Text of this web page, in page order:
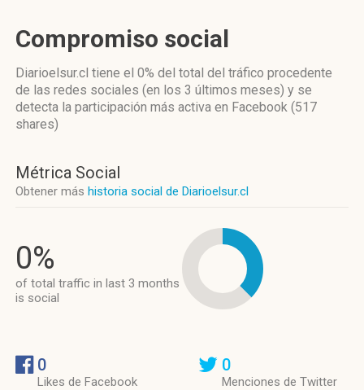
Compromiso social
Diarioelsur.cl tiene el 0% del total del tráfico procedente
de las redes sociales (en los 3 últimos meses) y se
detecta la participación más activa en Facebook (517
shares)
Métrica Social
Obtener más historia social de Diarioelsur.cl
0%
of total traffic in last 3 months
is social
0
Likes de Facebook
0
Menciones de Twitter